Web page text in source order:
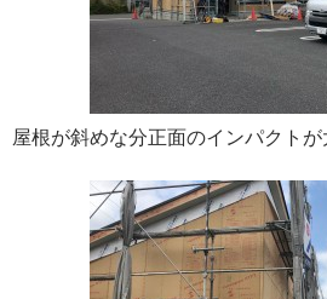
屋根が斜めな分正面のインパクトが